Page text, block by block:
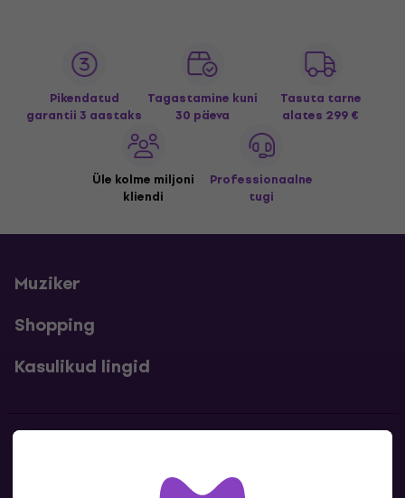
Pikendatud
garantii 3 aastaks
Tagastamine kuni
30 päeva
Tasuta tarne
alates 299 €
Üle kolme miljoni
kliendi
Professionaalne
tugi
Muziker
Shopping
Kasulikud lingid
Kontaktandmed